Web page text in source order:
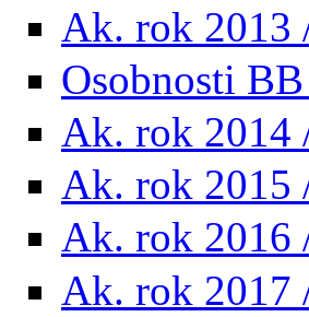
Ak. rok 2013
Osobnosti
Ak. rok 2014
Ak. rok 2015
Ak. rok 2016
Ak. rok 2017